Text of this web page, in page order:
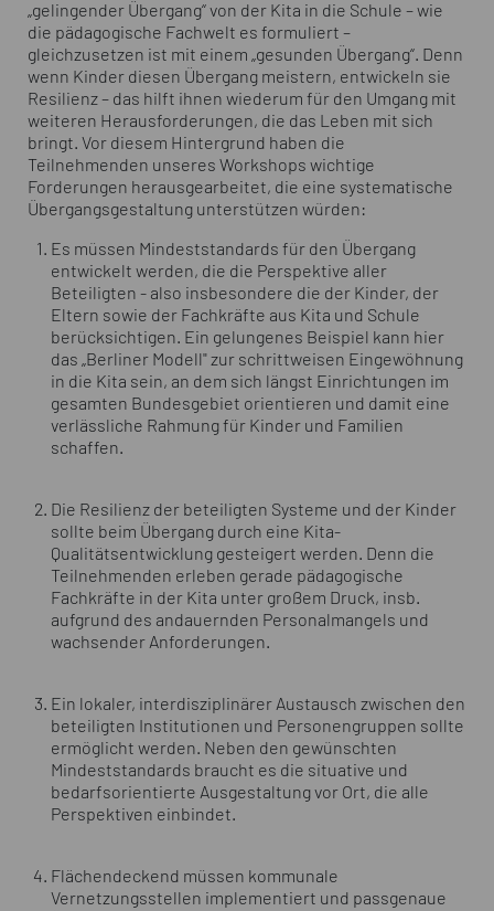
„gelingender Übergang“ von der Kita in die Schule – wie
die pädagogische Fachwelt es formuliert –
gleichzusetzen ist mit einem „gesunden Übergang“. Denn
wenn Kinder diesen Übergang meistern, entwickeln sie
Resilienz – das hilft ihnen wiederum für den Umgang mit
weiteren Herausforderungen, die das Leben mit sich
bringt. Vor diesem Hintergrund haben die
Teilnehmenden unseres Workshops wichtige
Forderungen herausgearbeitet, die eine systematische
Übergangsgestaltung unterstützen würden:
Es müssen Mindeststandards für den Übergang
entwickelt werden, die die Perspektive aller
Beteiligten - also insbesondere die der Kinder, der
Eltern sowie der Fachkräfte aus Kita und Schule
berücksichtigen. Ein gelungenes Beispiel kann hier
das „Berliner Modell" zur schrittweisen Eingewöhnung
in die Kita sein, an dem sich längst Einrichtungen im
gesamten Bundesgebiet orientieren und damit eine
verlässliche Rahmung für Kinder und Familien
schaffen.
Die Resilienz der beteiligten Systeme und der Kinder
sollte beim Übergang durch eine Kita-
Qualitätsentwicklung gesteigert werden. Denn die
Teilnehmenden erleben gerade pädagogische
Fachkräfte in der Kita unter großem Druck, insb.
aufgrund des andauernden Personalmangels und
wachsender Anforderungen.
Ein lokaler, interdisziplinärer Austausch zwischen den
beteiligten Institutionen und Personengruppen sollte
ermöglicht werden. Neben den gewünschten
Mindeststandards braucht es die situative und
bedarfsorientierte Ausgestaltung vor Ort, die alle
Perspektiven einbindet.
Flächendeckend müssen kommunale
Vernetzungsstellen implementiert und passgenaue